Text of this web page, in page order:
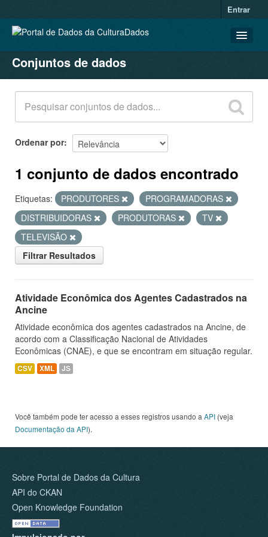
Entrar
CONJUNTOS DE DADOS
ORGANIZAÇÕES
GRUPOS
SOBRE
Conjuntos de dados
Ordenar por
1 conjunto de dados encontrado
Etiquetas: PRODUTORES
PROGRAMADORAS
DISTRIBUIDORAS
PRODUTORAS
TV
TELEVISÃO
Filtrar Resultados
Atividade Econômica dos Agentes Cadastrados na
Ancine
Atividade econômica dos agentes cadastrados na Ancine, de
acordo com a Classificação Nacional de Atividades
Econômicas (CNAE), e que se encontram em situação regular.
CSV XML JS
Você também pode ter acesso a esses registros usando a API (veja
Documentação da API).
Sobre Portal de Dados da Cultura
API do CKAN
Open Knowledge Foundation